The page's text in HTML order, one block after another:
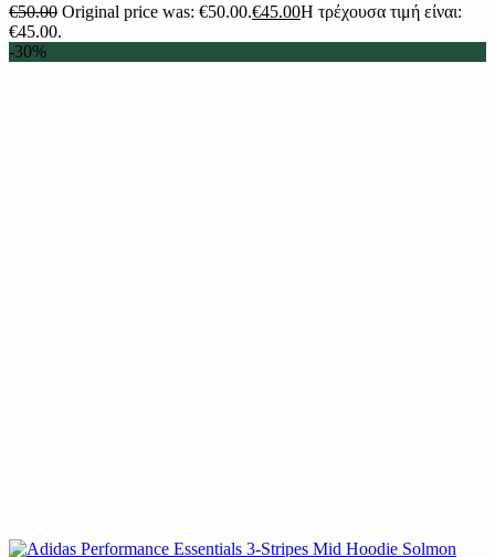
€50.00 Original price was: €50.00.€45.00Η τρέχουσα τιμή είναι:
€45.00.
-30%